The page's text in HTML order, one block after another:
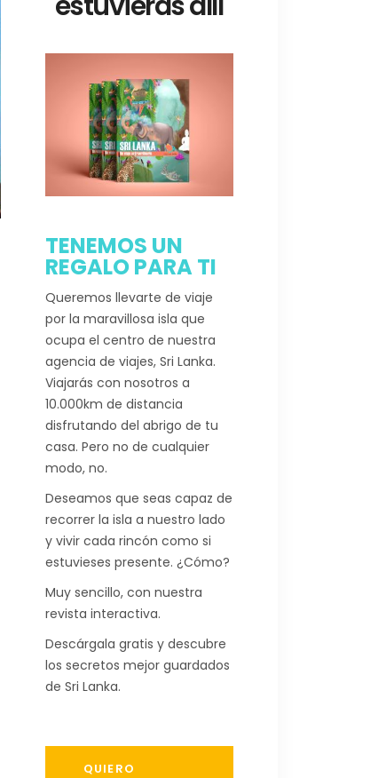
TENEMOS UN
REGALO PARA TI
Queremos llevarte de viaje
por la maravillosa isla que
ocupa el centro de nuestra
agencia de viajes, Sri Lanka.
Viajarás con nosotros a
10.000km de distancia
disfrutando del abrigo de tu
casa. Pero no de cualquier
modo, no.
Deseamos que seas capaz de
recorrer la isla a nuestro lado
y vivir cada rincón como si
estuvieses presente. ¿Cómo?
Muy sencillo, con nuestra
revista interactiva.
Descárgala gratis y descubre
los secretos mejor guardados
de Sri Lanka.
QUIERO